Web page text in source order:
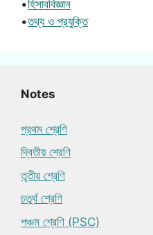
•হিসাববিজ্ঞান
•তথ্য ও প্রযুক্তি
Notes
প্রথম শ্রেণি
দ্বিতীয় শ্রেণি
তৃতীয় শ্রেণি
চতুর্থ শ্রেণি
পঞ্চম শ্রেণি (PSC)